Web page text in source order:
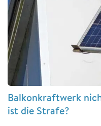
Balkonkraftwerk
ist die Strafe?